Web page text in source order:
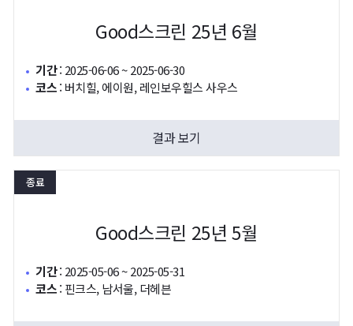
Good스크린 25년 6월
기간: 2025-06-06 ~ 2025-06-30
코스: 버치힐, 에이원, 레인보우힐스 사우스
결과 보기
종료
Good스크린 25년 5월
기간: 2025-05-06 ~ 2025-05-31
코스: 핀크스, 남서울, 더헤븐